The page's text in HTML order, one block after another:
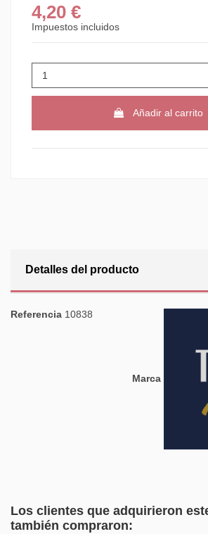
4,20 €
Impuestos incluidos
Añadir al carrito
Detalles del producto
Marca
Referencia 10838
Los clientes que adquirieron
también compraron: